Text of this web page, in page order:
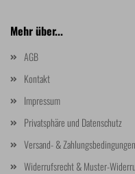
Mehr über...
AGB
Kontakt
Impressum
Privatsphäre und Datenschutz
Versand- & Zahlungsbedingungen
Widerrufsrecht & Muster-